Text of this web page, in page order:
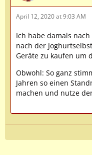
April 12, 2020 at 9:03 AM
Ich habe damals
nach der
Geräte zu kaufen um
Obwohl: So ganz
Jahren so einen
machen und nutze